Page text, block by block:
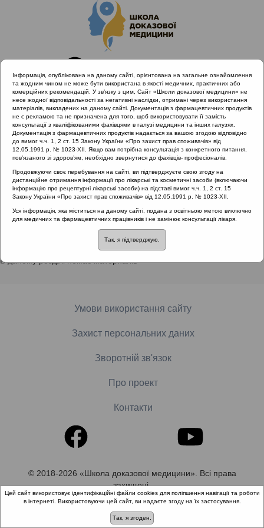
Головна
Проведені заходи
EPOS Congress 2020 | Фокус: Риносинусит
EPOS Congress 2020 | Фокус:
Риносинусит::Назофарингіт
Рубрика:
В даному розділі немає материалів
Умови використання сайту
Захист персональних даних
Зворотній зв'язок
Про проект
Контакти
© 2018-2026 «Школа доказової медицини». Всі права
захищені.
Інформація, опублікована на даному сайті, орієнтована на загальне ознайомлення
та жодним чином не може бути використана в якості медичних, практичних або
комерційних рекомендацій. У зв’язку з цим, Сайт «Школи доказової медицини» не
несе жодної відповідальності за негативні наслідки, отримані через використання
матеріалів, викладених на даному сайті. Документація з фармацевтичних продуктів
не є рекламою та не призначена для того, щоб використовувати її замість
консультації з кваліфікованими фахівцями в галузі медицини та інших галузях.
Документація з фармацевтичних продуктів надається за вашою згодою відповідно
до вимог ч.ч. 1, 2 ст. 15 Закону України «Про захист прав споживачів» від
12.05.1991 р. № 1023-XII. Якщо вам потрібна консультація з конкретного питання,
пов’язаного зі здоров’ям, необхідно звернутися до фахівців- професіоналів.
Продовжуючи своє перебування на сайті, ви підтверджуєте свою згоду на
дистанційне отримання інформації про лікарські та косметичні засоби (включаючи
інформацію про рецептурні лікарські засоби) на підставі вимог ч.ч. 1, 2 ст. 15
Закону України «Про захист прав споживачів» від 12.05.1991 р. № 1023-XII.
Уся інформація, яка міститься на даному сайті, подана з освітньою метою виключно
для медичних та фармацевтичних працівників і не замінює консультації лікаря.
Так, я підтверджую.
Цей сайт використовує ідентифікаційні файли cookies для поліпшення навігації та роботи
в інтернеті. Використовуючи цей сайт, ви надаєте згоду на їх застосування.
Так, я згоден.